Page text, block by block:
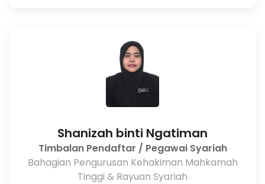
Shanizah binti Ngatiman
Timbalan Pendaftar / Pegawai Syariah
Bahagian Pengurusan Kehakiman Mahkamah
Tinggi & Rayuan Syariah